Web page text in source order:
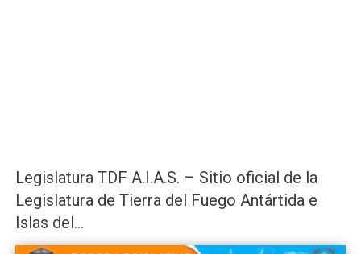
Legislatura TDF A.I.A.S. – Sitio oficial de la
Legislatura de Tierra del Fuego Antártida e
Islas del...